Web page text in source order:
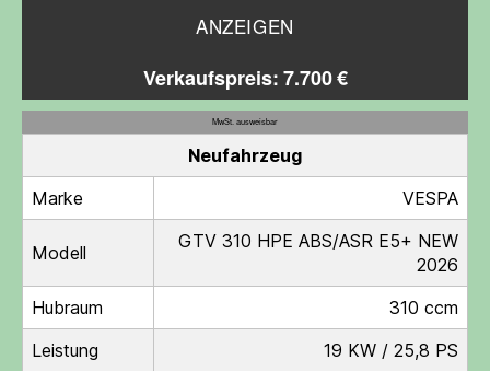
ANZEIGEN
Verkaufspreis: 7.700 €
MwSt. ausweisbar
Neufahrzeug
Marke
VESPA
Modell
GTV 310 HPE ABS/ASR E5+ NEW
2026
Hubraum
310 ccm
Leistung
19 KW / 25,8 PS